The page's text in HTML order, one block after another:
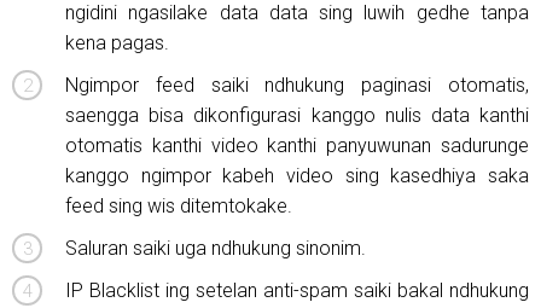
ngidini ngasilake data data sing luwih gedhe tanpa
kena pagas.
Ngimpor feed saiki ndhukung paginasi otomatis,
saengga bisa dikonfigurasi kanggo nulis data kanthi
otomatis kanthi video kanthi panyuwunan sadurunge
kanggo ngimpor kabeh video sing kasedhiya saka
feed sing wis ditemtokake.
Saluran saiki uga ndhukung sinonim.
IP Blacklist ing setelan anti-spam saiki bakal ndhukung